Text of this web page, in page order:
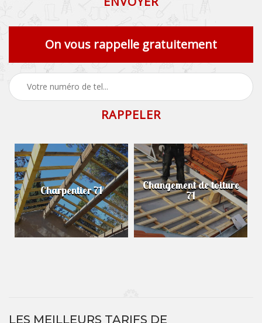
On vous rappelle gratuitement
Charpentier 71 Changement de toiture
71
LES MEILLEURS TARIFS DE